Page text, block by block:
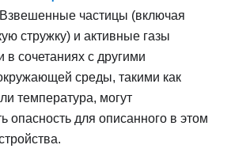
Взвешенные частицы (включая
стружку) и активные газы
в сочетаниях с другими
среды, такими как
температура, могут
опасность для описанного в этом